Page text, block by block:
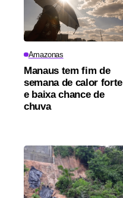
Amazonas
Manaus tem fim de
semana de calor forte
e baixa chance de
chuva